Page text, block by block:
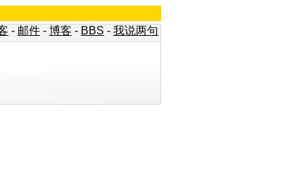
- 邮件 - 博客 - BBS - 我说两句